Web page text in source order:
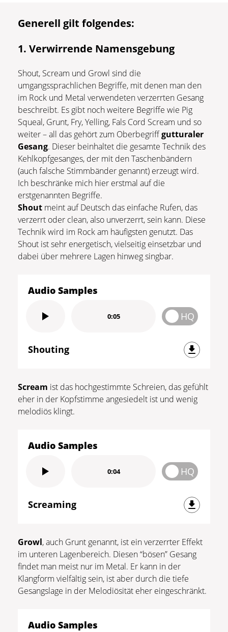
Generell gilt folgendes:
1. Verwirrende Namensgebung
Shout, Scream und Growl sind die
umgangssprachlichen Begriffe, mit denen man den
im Rock und Metal verwendeten verzerrten Gesang
beschreibt. Es gibt noch weitere Begriffe wie Pig
Squeal, Grunt, Fry, Yelling, Fals Cord Scream und so
weiter – all das gehört zum Oberbegriffgutturaler
Gesang. Dieser beinhaltet die gesamte Technik des
Kehlkopfgesanges, der mit den Taschenbändern
(auch falsche Stimmbänder genannt) erzeugt wird.
Ich beschränke mich hier erstmal auf die
erstgenannten Begriffe.
Shout meint auf Deutsch das einfache Rufen, das
verzerrt oder clean, also unverzerrt, sein kann. Diese
Technik wird im Rock am häufigsten genutzt. Das
Shout ist sehr energetisch, vielseitig einsetzbar und
dabei über mehrere Lagen hinweg singbar.
Audio Samples
0:05 HQ
Shouting
Scream ist das hochgestimmte Schreien, das gefühlt
eher in der Kopfstimme angesiedelt ist und wenig
melodiös klingt.
Audio Samples
0:04 HQ
Screaming
Growl, auch Grunt genannt, ist ein verzerrter Effekt
im unteren Lagenbereich. Diesen “bösen” Gesang
findet man meist nur im Metal. Er kann in der
Klangform vielfältig sein, ist aber durch die tiefe
Gesangslage in der Melodiösität eher eingeschränkt.
Audio Samples